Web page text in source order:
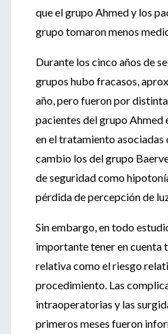
que el grupo Ahmed y los
grupo tomaron menos
Durante los cinco años de
grupos hubo fracasos,
año, pero fueron por
pacientes del grupo Ahmed
en el tratamiento asociadas
cambio los del grupo
de seguridad como
pérdida de percepción de
Sin embargo, en todo
importante tener en cuenta
relativa como el riesgo
procedimiento. Las
intraoperatorias y las
primeros meses fueron